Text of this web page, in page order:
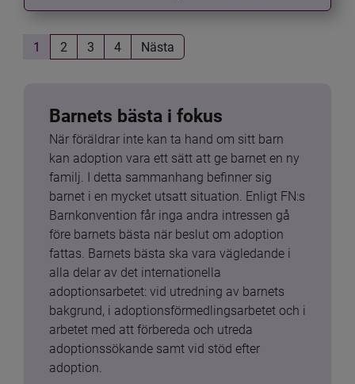
1 2 3 4 Nästa
Barnets bästa i fokus
När föräldrar inte kan ta hand om sitt barn
kan adoption vara ett sätt att ge barnet en ny
familj. I detta sammanhang befinner sig
barnet i en mycket utsatt situation. Enligt FN:s
Barnkonvention får inga andra intressen gå
före barnets bästa när beslut om adoption
fattas. Barnets bästa ska vara vägledande i
alla delar av det internationella
adoptionsarbetet: vid utredning av barnets
bakgrund, i adoptionsförmedlingsarbetet och i
arbetet med att förbereda och utreda
adoptionssökande samt vid stöd efter
adoption.